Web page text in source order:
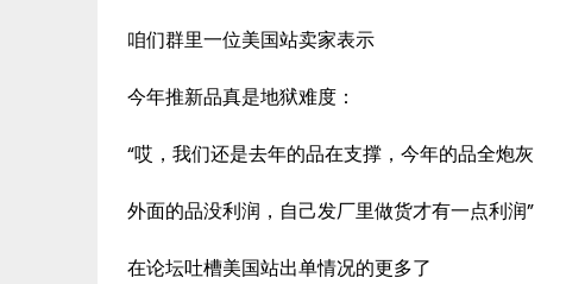
咱们群里一位美国站卖家表示
今年推新品真是地狱难度：
“哎，我们还是去年的品在支撑，今年的品全炮灰
外面的品没利润，自己发厂里做货才有一点利润”
在论坛吐槽美国站出单情况的更多了